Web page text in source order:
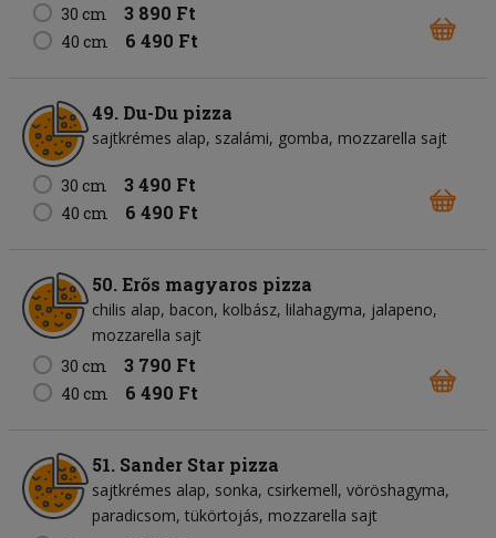
30 cm
3 890 Ft
40 cm 6 490 Ft
49. Du-Du pizza
sajtkrémes alap szalámi gomba mozzarella sajt
30 cm 3 490 Ft
40 cm 6 490 Ft
50. Erős magyaros pizza
chilis alap bacon kolbász lilahagyma jalapeno
mozzarella sajt
30 cm
3 790 Ft
40 cm 6 490 Ft
51. Sander Star pizza
sajtkrémes alap sonka csirkemell vöröshagyma
paradicsom tükörtojás mozzarella sajt